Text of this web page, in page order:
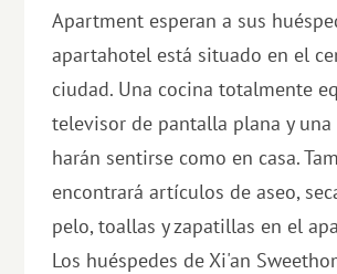
Apartment esperan a sus
apartahotel está situado en el
ciudad. Una cocina totalmente
televisor de pantalla plana y
harán sentirse como en casa.
encontrará artículos de aseo,
pelo, toallas y zapatillas en el
Los huéspedes de Xi'an